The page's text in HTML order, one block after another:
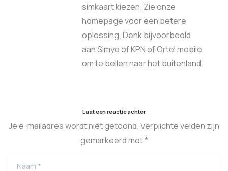
simkaart kiezen. Zie onze
homepage voor een betere
oplossing. Denk bijvoorbeeld
aan Simyo of KPN of Ortel mobile
om te bellen naar het buitenland.
Laat een reactie achter
Je e-mailadres wordt niet getoond. Verplichte velden zijn
gemarkeerd met *
Naam